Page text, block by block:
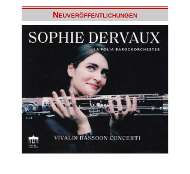
Neuveröffentlichungen